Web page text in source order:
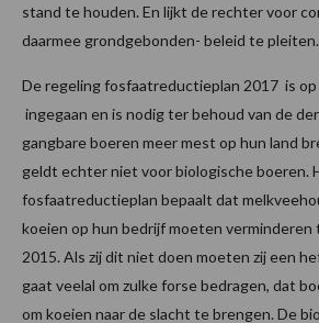
stand te houden. En lijkt de rechter voor
daarmee grondgebonden- beleid te pleiten.
De regeling fosfaatreductieplan 2017 is op
ingegaan en is nodig ter behoud van de
gangbare boeren meer mest op hun land
geldt echter niet voor biologische boeren.
fosfaatreductieplan bepaalt dat
koeien op hun bedrijf moeten verminderen
2015. Als zij dit niet doen moeten zij een
gaat veelal om zulke forse bedragen, dat
om koeien naar de slacht te brengen. De